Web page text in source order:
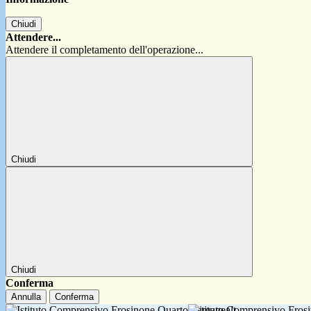
Chiudi
Attendere...
Attendere il completamento dell'operazione...
Chiudi
Chiudi
Conferma
Annulla Conferma